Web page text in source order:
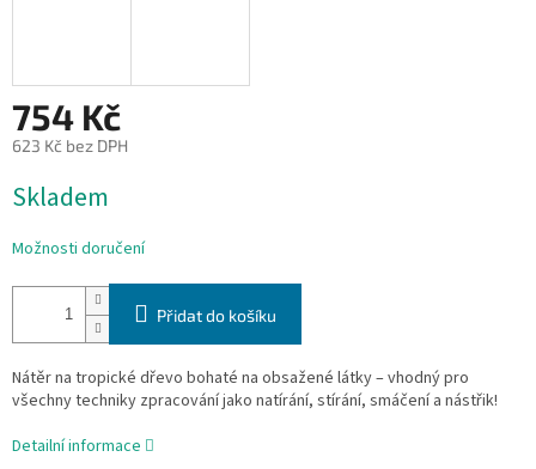
754 Kč
623 Kč bez DPH
cena:
Skladem
Možnosti doručení
Přidat do košíku
Nátěr na tropické dřevo bohaté na obsažené látky – vhodný pro
všechny techniky zpracování jako natírání, stírání, smáčení a nástřik!
Detailní informace